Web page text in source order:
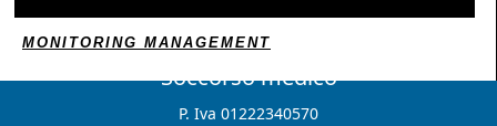
Soccorso medico
P. Iva 01222340570
MONITORING MANAGEMENT